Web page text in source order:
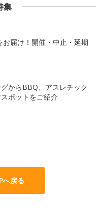
集
届け！開催・中止・延期
からBBQ、アスレチック
ポットをご紹介
へ戻る